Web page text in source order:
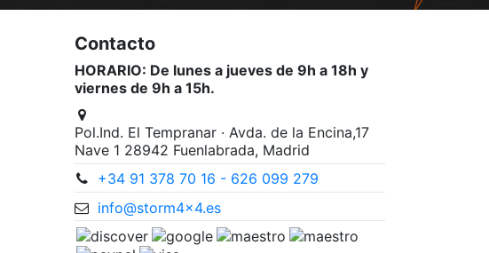
Contacto
HORARIO: De lunes a jueves de 9h a 18h y
viernes de 9h a 15h.
Pol.Ind. El Tempranar · Avda. de la Encina,17
Nave 1 28942 Fuenlabrada, Madrid
+34 91 378 70 16 - 626 099 279
info@storm4x4.es